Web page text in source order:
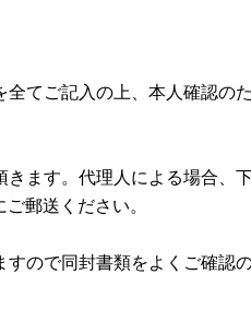
てご記入の上、本人確認の
ます。代理人による場合、
郵送ください。
ので同封書類をよくご確認